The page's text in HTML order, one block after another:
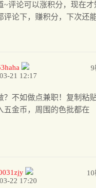
~评论可以涨积分，现在
评论下，赚积分，下次还
9
21 12:17
？不如做点兼职！复制粘
五金币，周围的色批都在
22 17:20